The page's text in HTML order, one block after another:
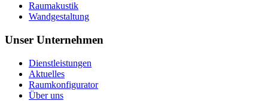
Raumakustik
Wandgestaltung
Unser Unternehmen
Dienstleistungen
Aktuelles
Raumkonfigurator
Über uns